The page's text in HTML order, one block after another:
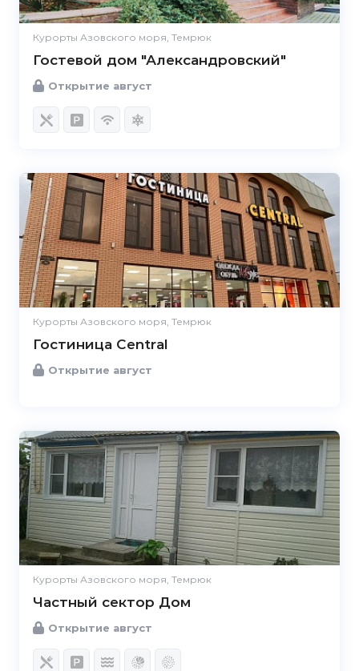
Курорты Азовского моря, Темрюк
Гостевой дом "Александровский"
Открытие август
Курорты Азовского моря, Темрюк
Гостиница Central
Открытие август
Курорты Азовского моря, Темрюк
Частный сектор Дом
Открытие август